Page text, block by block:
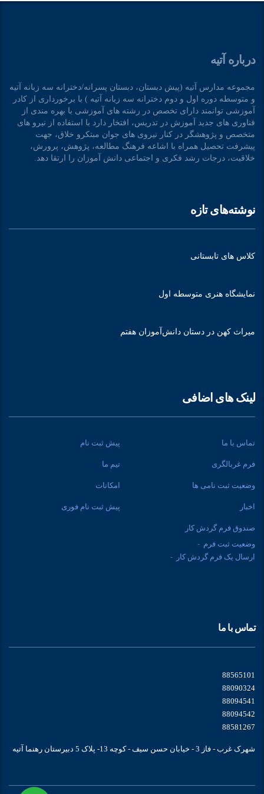
درباره آتیه
مجموعه مدارس آتیه (پیش دبستان، دبستان پسرانه/دخترانه سه زبانه آتیه
و متوسطه دوره اول و دوم دخترانه سه زبانه آتیه ) با برخورداری از کادر
آموزشی توانمند دارای تخصص در رشته های آموزشی با بهره مندی از
فناوری های جدید آموزش در تدریس، افتخار دارد با استفاده از نیرو های
متخصص و پژوهشگر در کنار نیروی های جوان مبتکرو خلاق، جهت
پیشرفت تحصیل همراه با اشاعه فرهنگ مطالعه، پژوهش، پرورش،
خلاقیت، درجات رشد فکری و اجتماعی دانش آموزان را ارتقا دهد.
نوشته‌های تازه
کلاس های تابستانی
نمایشگاه هنری متوسطه اول
میراث کهن در دستان دانش‌آموزان هفتم
لینک های اضافی
تماس با ما پیش ثبت نام
فرم غربالگری تیم ما
وضعیت ثبت نامی ها امکانات
اخبار پیش ثبت نام فوری
صندوق فرم گردش کار
وضعیت ثبت فرم
ارسال یک فرم گردش کار
تماس با ما
88565101
88090324
88094541
88094542
88581267
شهرک غرب - فاز 3 - خیابان حسن سیف - کوچه 13- پلاک 5 دبیرستان رهنما آتیه